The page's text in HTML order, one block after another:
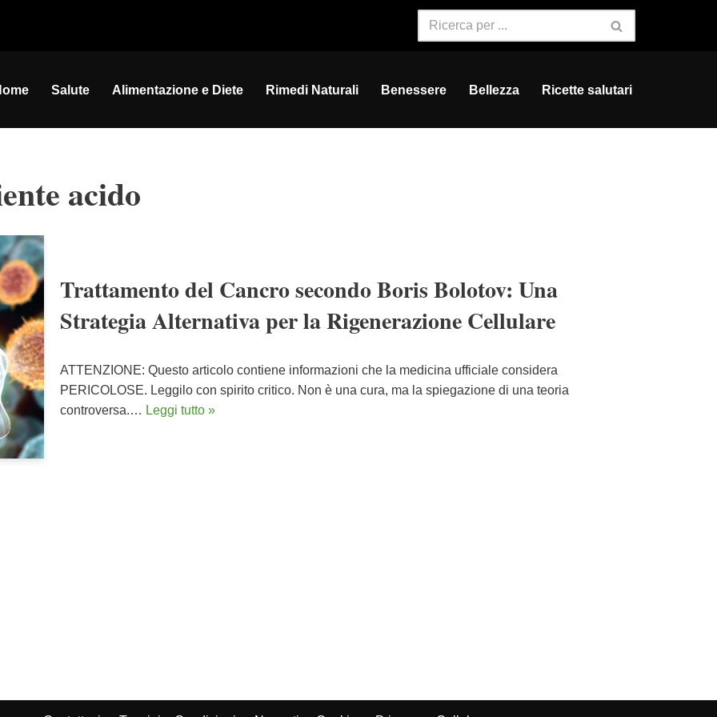
Salute Alimentazione e Diete Rimedi Naturali Benessere Bellezza Ricette salutari
acido
Trattamento del Cancro secondo Boris Bolotov: Una
Strategia Alternativa per la Rigenerazione Cellulare
ATTENZIONE: Questo articolo contiene informazioni che la medicina ufficiale considera
PERICOLOSE. Leggilo con spirito critico. Non è una cura, ma la spiegazione di una teoria
controversa.… Leggi tutto »